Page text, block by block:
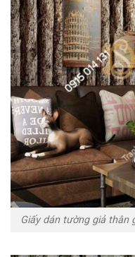
Giấy dán tường giả thân